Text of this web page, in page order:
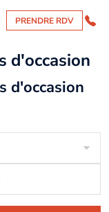
PRENDRE RDV
d'occasion
d'occasion